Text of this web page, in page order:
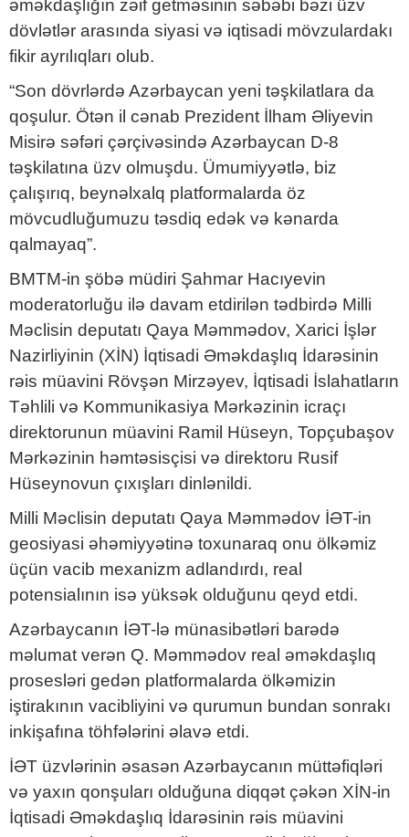
əməkdaşlığın zəif getməsinin səbəbi bəzi üzv
dövlətlər arasında siyasi və iqtisadi mövzulardakı
fikir ayrılıqları olub.
“Son dövrlərdə Azərbaycan yeni təşkilatlara da
qoşulur. Ötən il cənab Prezident İlham Əliyevin
Misirə səfəri çərçivəsində Azərbaycan D-8
təşkilatına üzv olmuşdu. Ümumiyyətlə, biz
çalışırıq, beynəlxalq platformalarda öz
mövcudluğumuzu təsdiq edək və kənarda
qalmayaq”.
BMTM-in şöbə müdiri Şahmar Hacıyevin
moderatorluğu ilə davam etdirilən tədbirdə Milli
Məclisin deputatı Qaya Məmmədov, Xarici İşlər
Nazirliyinin (XİN) İqtisadi Əməkdaşlıq İdarəsinin
rəis müavini Rövşən Mirzəyev, İqtisadi İslahatların
Təhlili və Kommunikasiya Mərkəzinin icraçı
direktorunun müavini Ramil Hüseyn, Topçubaşov
Mərkəzinin həmtəsisçisi və direktoru Rusif
Hüseynovun çıxışları dinlənildi.
Milli Məclisin deputatı Qaya Məmmədov İƏT-in
geosiyasi əhəmiyyətinə toxunaraq onu ölkəmiz
üçün vacib mexanizm adlandırdı, real
potensialının isə yüksək olduğunu qeyd etdi.
Azərbaycanın İƏT-lə münasibətləri barədə
məlumat verən Q. Məmmədov real əməkdaşlıq
prosesləri gedən platformalarda ölkəmizin
iştirakının vacibliyini və qurumun bundan sonrakı
inkişafına töhfələrini əlavə etdi.
İƏT üzvlərinin əsasən Azərbaycanın müttəfiqləri
və yaxın qonşuları olduğuna diqqət çəkən XİN-in
İqtisadi Əməkdaşlıq İdarəsinin rəis müavini